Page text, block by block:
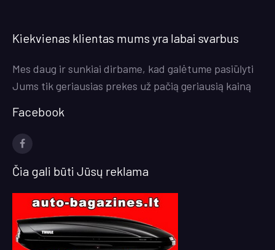
Kiekvienas klientas mums yra labai svarbus
Mes daug ir sunkiai dirbame, kad galėtume pasiūlyti
Jums tik geriausias prekes už pačią geriausią kainą
Facebook
Čia gali būti Jūsų reklama